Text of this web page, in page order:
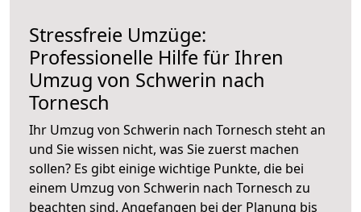
Stressfreie Umzüge:
Professionelle Hilfe für Ihren
Umzug von Schwerin nach
Tornesch
Ihr Umzug von Schwerin nach Tornesch steht an
und Sie wissen nicht, was Sie zuerst machen
sollen? Es gibt einige wichtige Punkte, die bei
einem Umzug von Schwerin nach Tornesch zu
beachten sind. Angefangen bei der Planung bis